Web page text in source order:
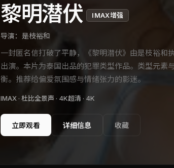
黎明潜伏 IMAX增强
导演： 是枝裕和
一封匿名信打破了平静，《黎明潜伏》由是枝裕和
出演。本片为泰国出品的犯罪类型作品。类型元素
衡。推荐给偏爱氛围感与情绪张力的影迷。
IMAX · 杜比全景声 · 4K超清 · 4K
立即观看 详细信息 收藏